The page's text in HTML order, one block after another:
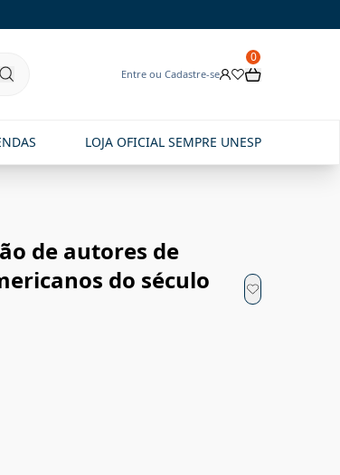
Entre ou Cadastre-se
0
LOJA OFICIAL SEMPRE UNESP
de autores de
do século